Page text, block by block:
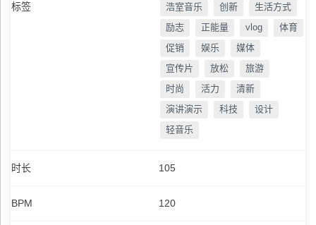
标签 浩室音乐 创新
生活方式
励志
正能量 vlog
体育
促销
娱乐
媒体
宣传片
放松
旅游
时尚
活力
清新
演讲演示
科技
设计
轻音乐
时长 105
BPM 120